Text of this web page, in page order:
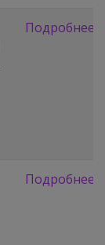
Подробнее
Подробнее